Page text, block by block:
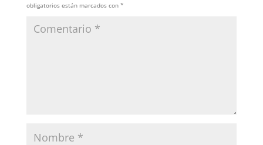
obligatorios están marcados con *